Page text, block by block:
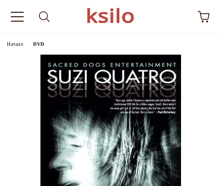
Начало DVD